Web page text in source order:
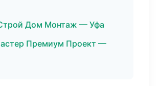
Дом Монтаж — Уфа
Премиум Проект —